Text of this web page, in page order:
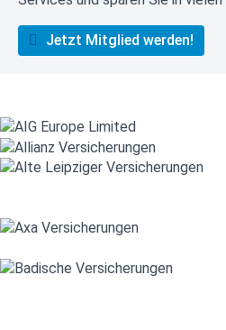
Jetzt Mitglied werden!